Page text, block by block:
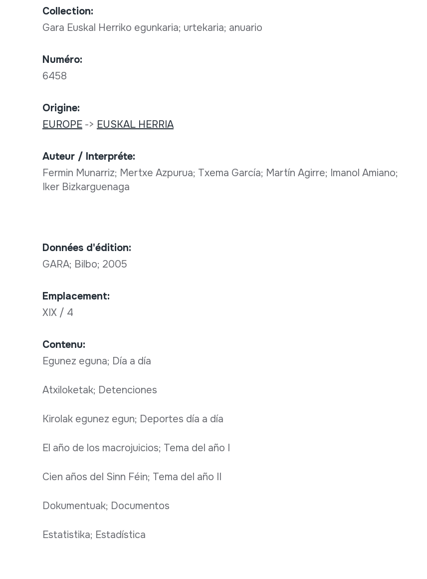
Collection:
Gara Euskal Herriko egunkaria; urtekaria; anuario
Numéro:
6458
Origine:
EUROPE-> EUSKAL HERRIA
Auteur / Interpréte:
Fermin Munarriz; Mertxe Azpurua; Txema García; Martín Agirre; Imanol Amiano;
Iker Bizkarguenaga
Données d'édition:
GARA; Bilbo; 2005
Emplacement:
XIX / 4
Contenu:
Egunez eguna; Día a día
Atxiloketak; Detenciones
Kirolak egunez egun; Deportes día a día
El año de los macrojuicios; Tema del año I
Cien años del Sinn Féin; Tema del año II
Dokumentuak; Documentos
Estatistika; Estadística